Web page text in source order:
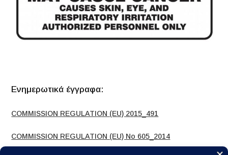
Ενημερωτικά έγγραφα:
COMMISSION REGULATION (EU) 2015_491
COMMISSION REGULATION (EU) No 605_2014